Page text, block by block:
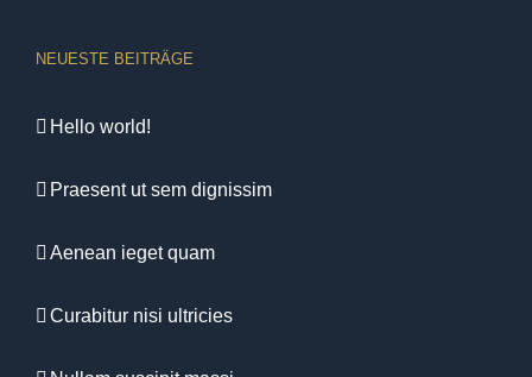
NEUESTE BEITRÄGE
Hello world!
Praesent ut sem dignissim
Aenean ieget quam
Curabitur nisi ultricies